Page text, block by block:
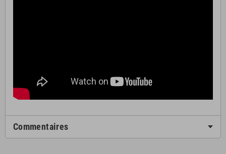
Commentaires